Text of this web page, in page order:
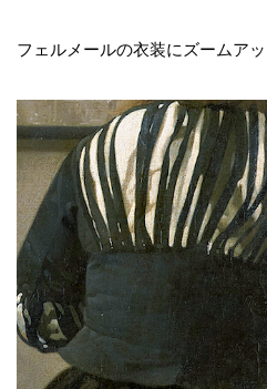
フェルメールの衣装にズームア